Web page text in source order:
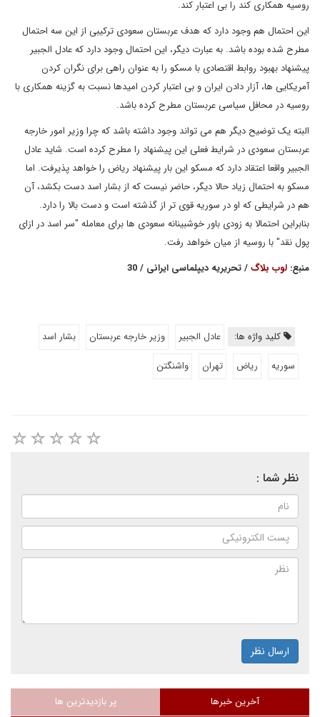
روسیه همکاری کند را بی اعتبار کند.
این احتمال هم وجود دارد که هدف عربستان سعودی ترکیبی از این سه احتمال
مطرح شده بوده باشد. به عبارت دیگر، این احتمال وجود دارد که عادل الجبیر
پیشنهاد بهبود روابط اقتصادی با مسکو را به عنوان راهی برای نگران کردن
آمریکایی ها، آزار دادن ایران و بی اعتبار کردن امیدها نسبت به گزینه همکاری با
روسیه در محافل سیاسی عربستان مطرح کرده باشد.
البته یک توضیح دیگر هم می تواند وجود داشته باشد که چرا وزیر امور خارجه
عربستان سعودی در شرایط فعلی این پیشنهاد را مطرح کرده است. شاید عادل
الجبیر واقعا اعتقاد دارد که مسکو این بار پیشنهاد ریاض را خواهد پذیرفت. اما
مسکو به احتمال زیاد حالا دیگر، حاضر نیست که از بشار اسد دست بکشد، آن
هم در شرایطی که او در سوریه قوی تر از گذشته است و دست بالا را دارد.
بنابراین احتمالا به زودی باور خوشبینانه سعودی ها برای معامله "سر اسد در ازای
پول نقد" با روسیه از میان خواهد رفت.
منبع: لوب بلاگ/ تحریریه دیپلماسی ایرانی / 30
کلید واژه ها: عادل الجبیر وزیر خارجه عربستان
بشار اسد
سوریه
ریاض تهران واشنگتن
نظر شما :
ارسال نظر
آخرین خبرها پر بازدیدترین ها